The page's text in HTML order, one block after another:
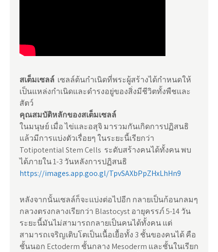
สเต็มเซลล์ เซลล์ต้นกำเนิดที่พระผู้สร้างได้กำหนดให้
เป็นแหล่งกำเนิดและดำรงอยู่ของสิ่งมีชีวิตทั้งพืชและ
สัตว์
คุณสมบัติหลักของสเต็มเซลล์
ในมนุษย์ เมื่อ ไข่และอสุจิ มารวมกันเกิดการปฏิสนธิ
แล้วมีการแบ่งตัวเรื่อยๆ ในระยะนี้เรียกว่า
Totipotential Stem Cells ระดับสร้างคนได้ทั้งคน พบ
ได้ภายใน 1-3 วันหลังการปฏิสนธิ
https://images.app.goo.gl/TpvSAXbPpZHxLhHn9
หลังจากนั้นเซลล์ก็จะแบ่งต่อไปอีก กลายเป็นก้อนกลมๆ
กลวงตรงกลางเรียกว่า Blastocyst อายุครรภ์ 5-14 วัน
ระยะนี้มันไม่สามารถกลายเป็นคนได้ทั้งคน แต่
สามารถเจริญเติบโตเป็นเนื้อเยื้อทั้ง 3 ชั้นของคนได้ คือ
ชั้นนอก Ectoderm ชั้นกลาง Mesoderm และชั้นในเรียก